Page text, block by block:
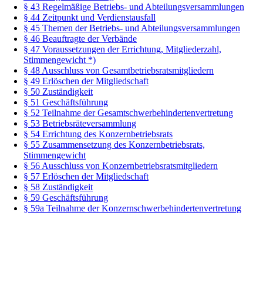
§ 43 Regelmäßige Betriebs- und Abteilungsversammlungen
§ 44 Zeitpunkt und Verdienstausfall
§ 45 Themen der Betriebs- und Abteilungsversammlungen
§ 46 Beauftragte der Verbände
§ 47 Voraussetzungen der Errichtung, Mitgliederzahl,
Stimmengewicht *)
§ 48 Ausschluss von Gesamtbetriebsratsmitgliedern
§ 49 Erlöschen der Mitgliedschaft
§ 50 Zuständigkeit
§ 51 Geschäftsführung
§ 52 Teilnahme der Gesamtschwerbehindertenvertretung
§ 53 Betriebsräteversammlung
§ 54 Errichtung des Konzernbetriebsrats
§ 55 Zusammensetzung des Konzernbetriebsrats,
Stimmengewicht
§ 56 Ausschluss von Konzernbetriebsratsmitgliedern
§ 57 Erlöschen der Mitgliedschaft
§ 58 Zuständigkeit
§ 59 Geschäftsführung
§ 59a Teilnahme der Konzernschwerbehindertenvertretung